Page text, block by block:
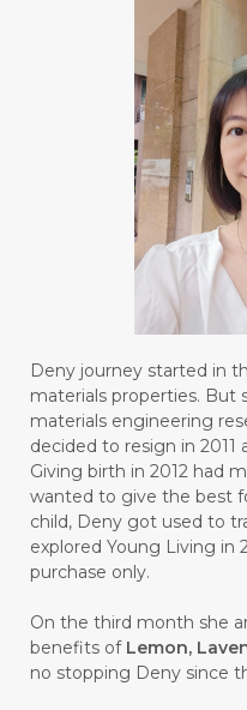
#BODY
#BOREDOM
#BOTTLE
#BRAIN
#BROKEN
#BUILD
#BULAN
#BUSINESS
#CALMING
#CARROT
#CARVONE
#CEGAH
#CHANGE
Deny journey started in
materials properties. But
materials engineering
decided to resign in
Giving birth in 2012 had
wanted to give the best
child, Deny got used to
explored Young Living in
purchase only.
On the third month she
benefits of Lemon,
no stopping Deny since